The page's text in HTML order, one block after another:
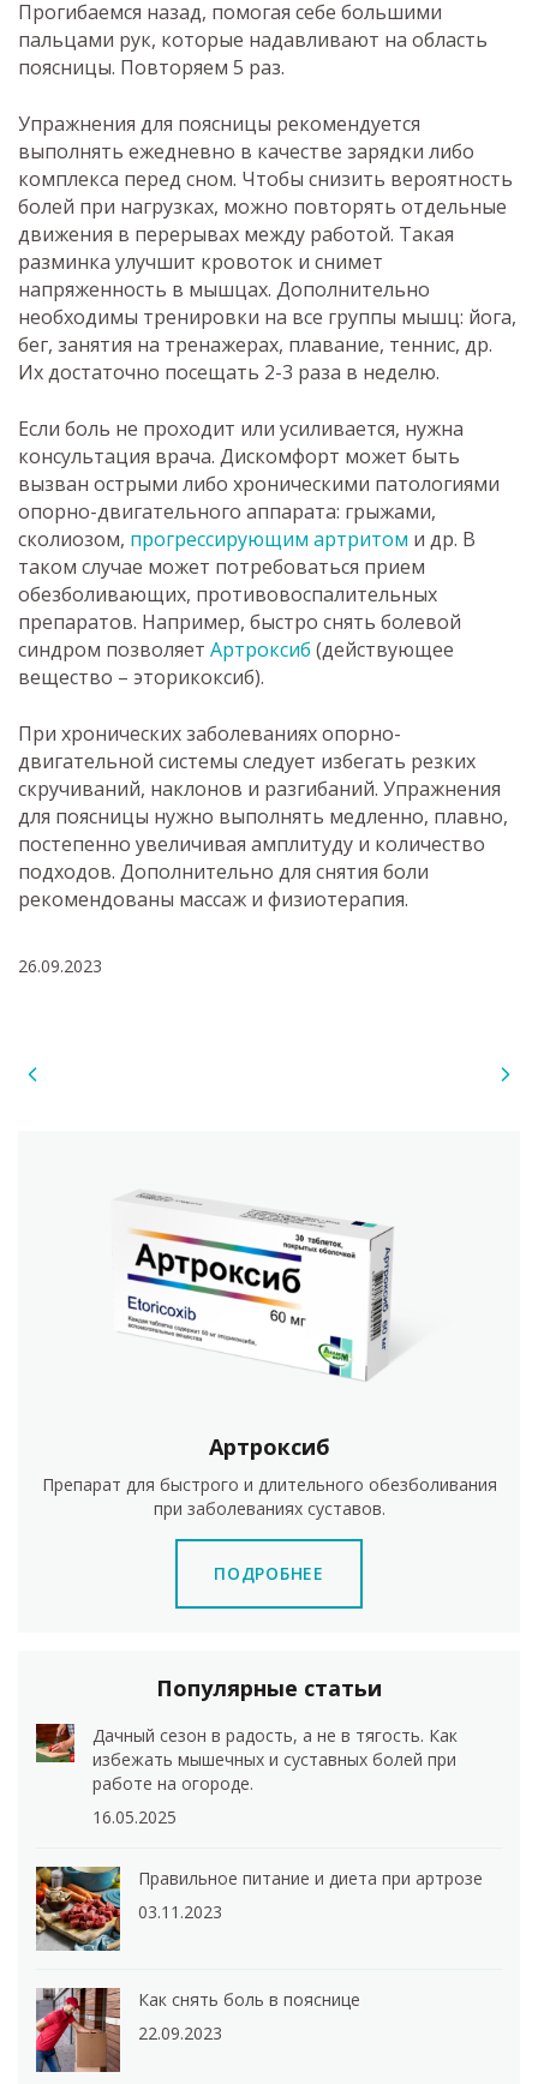
Артроксиб
Препарат для быстрого и длительного обезболивания
при заболеваниях суставов.
ПОДРОБНЕЕ
Популярные статьи
Дачный сезон в радость, а не в тягость. Как
избежать мышечных и суставных болей при
работе на огороде.
16.05.2025
Правильное питание и диета при артрозе
03.11.2023
Как снять боль в пояснице
22.09.2023
Прогибаемся назад, помогая себе большими
пальцами рук, которые надавливают на область
поясницы. Повторяем 5 раз.
Упражнения для поясницы рекомендуется
выполнять ежедневно в качестве зарядки либо
комплекса перед сном. Чтобы снизить вероятность
болей при нагрузках, можно повторять отдельные
движения в перерывах между работой. Такая
разминка улучшит кровоток и снимет
напряженность в мышцах. Дополнительно
необходимы тренировки на все группы мышц: йога,
бег, занятия на тренажерах, плавание, теннис, др.
Их достаточно посещать 2-3 раза в неделю.
Если боль не проходит или усиливается, нужна
консультация врача. Дискомфорт может быть
вызван острыми либо хроническими патологиями
опорно-двигательного аппарата: грыжами,
сколиозом, прогрессирующим артритом и др. В
таком случае может потребоваться прием
обезболивающих, противовоспалительных
препаратов. Например, быстро снять болевой
синдром позволяет Артроксиб (действующее
вещество – эторикоксиб).
При хронических заболеваниях опорно-
двигательной системы следует избегать резких
скручиваний, наклонов и разгибаний. Упражнения
для поясницы нужно выполнять медленно, плавно,
постепенно увеличивая амплитуду и количество
подходов. Дополнительно для снятия боли
рекомендованы массаж и физиотерапия.
26.09.2023